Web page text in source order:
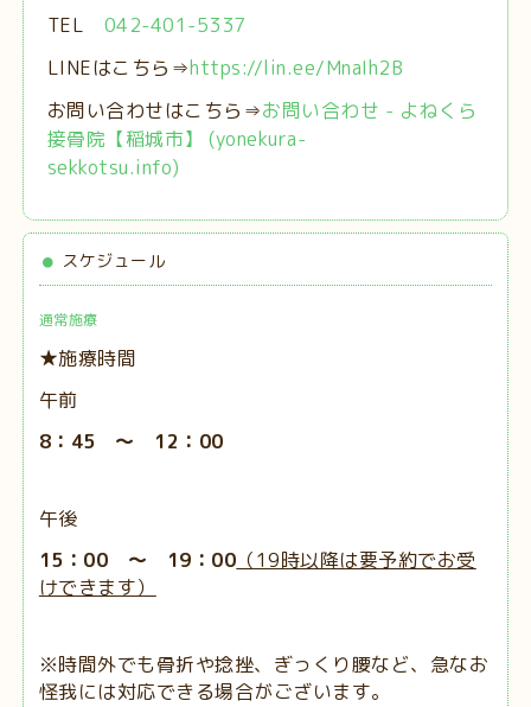
TEL 042-401-5337
LINEはこちら⇒https://lin.ee/MnaIh2B
お問い合わせはこちら⇒お問い合わせ - よねくら
接骨院【稲城市】 (yonekura-
sekkotsu.info)
スケジュール
通常施療
★施療時間
午前
8：45 ～ 12：00
午後
15：00 ～ 19：00 （19時以降は要予約でお受
けできます）
※時間外でも骨折や捻挫、ぎっくり腰など、急なお
怪我には対応できる場合がございます。